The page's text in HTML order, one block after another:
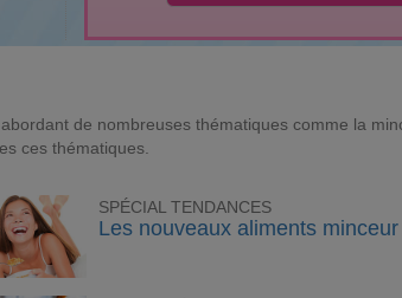
de nombreuses thématiques comme la
ces thématiques.
SPÉCIAL TENDANCES
Les nouveaux aliments